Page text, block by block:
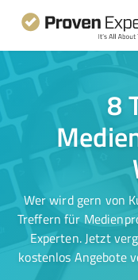
8
Wer wird gern von
Treffern für
Experten. Jetzt
kostenlos Angebote